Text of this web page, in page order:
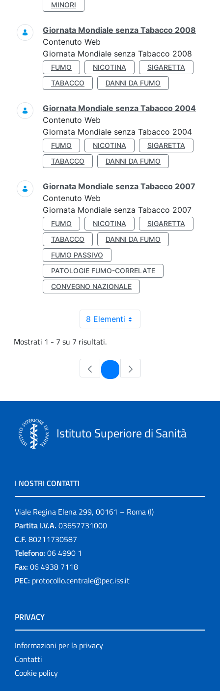
MINORI
Giornata Mondiale senza Tabacco 2008
Contenuto Web
Giornata Mondiale senza Tabacco 2008
FUMO NICOTINA
SIGARETTA
TABACCO
DANNI DA FUMO
Giornata Mondiale senza Tabacco 2004
Contenuto Web
Giornata Mondiale senza Tabacco 2004
FUMO NICOTINA
SIGARETTA
TABACCO
DANNI DA FUMO
Giornata Mondiale senza Tabacco 2007
Contenuto Web
Giornata Mondiale senza Tabacco 2007
FUMO NICOTINA
SIGARETTA
TABACCO
DANNI DA FUMO
FUMO PASSIVO
PATOLOGIE FUMO-CORRELATE
CONVEGNO NAZIONALE
8 Elementi
Mostrati 1 - 7 su 7 risultati.
Pagina
Istituto Superiore di Sanità
I NOSTRI CONTATTI
Viale Regina Elena 299, 00161 – Roma (I)
Partita I.V.A. 03657731000
C.F. 80211730587
Telefono: 06 4990 1
Fax: 06 4938 7118
PEC: protocollo.centrale@pec.iss.it
PRIVACY
Informazioni per la privacy
Contatti
Cookie policy